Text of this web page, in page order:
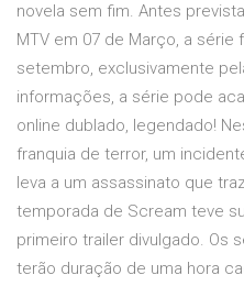
novela sem fim. Antes
MTV em 07 de Março, a série
setembro, exclusivamente
informações, a série pode
online dublado, legendado!
franquia de terror, um
leva a um assassinato que
temporada de Scream teve
primeiro trailer divulgado. Os
terão duração de uma hora